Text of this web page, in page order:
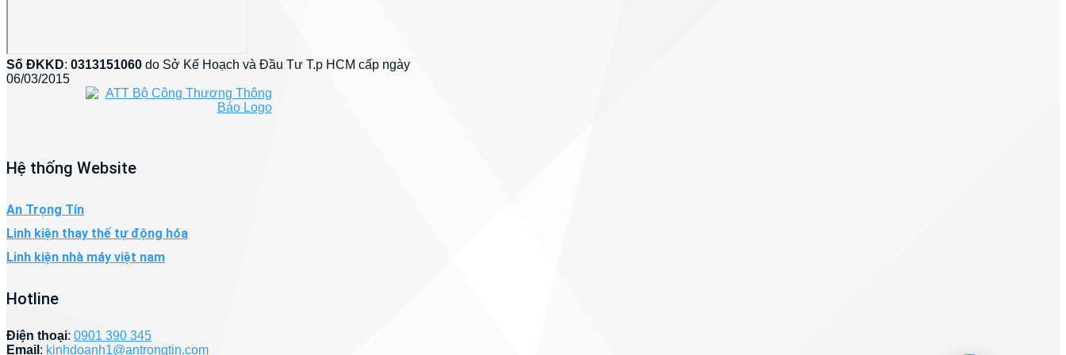
Số ĐKKD: 0313151060 do Sở Kế Hoạch và Đầu Tư T.p HCM cấp ngày
06/03/2015
Hệ thống Website
An Trọng Tín
Linh kiện thay thế tự động hóa
Linh kiện nhà máy việt nam
Hotline
Điện thoại: 0901 390 345
Email : kinhdoanh1@antrongtin.com